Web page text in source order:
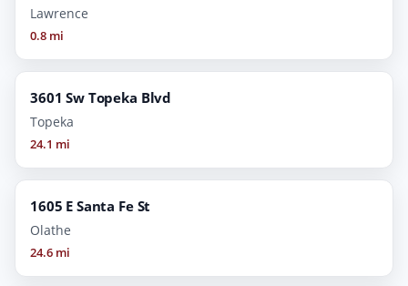
Lawrence
0.8 mi
3601 Sw Topeka Blvd
Topeka
24.1 mi
1605 E Santa Fe St
Olathe
24.6 mi